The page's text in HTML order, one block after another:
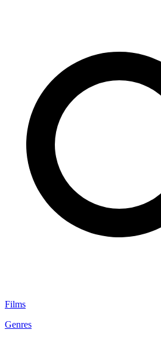
Films
Genres